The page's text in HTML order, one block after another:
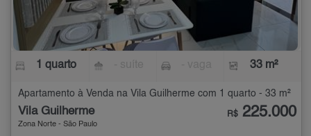
1 quarto 33 m²
Apartamento à Venda na Vila Guilherme com 1 quarto - 33 m²
Vila Guilherme
Zona Norte - São Paulo
R$ 225.000